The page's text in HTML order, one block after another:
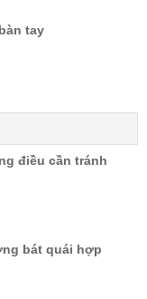
tay
điều cần tránh
bát quái hợp